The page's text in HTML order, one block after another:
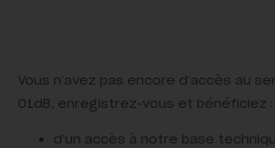
Vous n’avez pas encore d’accès au
01dB, enregistrez-vous et bénéficiez :
d’un accès à notre base